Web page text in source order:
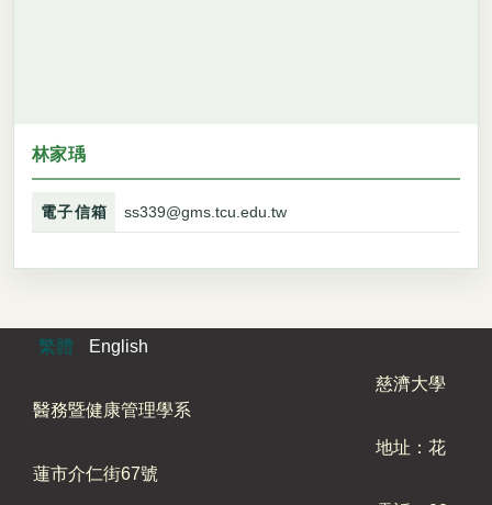
林家瑀
電子信箱 ss339@gms.tcu.edu.tw
繁體
English
慈濟大學
醫務暨健康管理學系
地址：花
蓮市介仁街67號